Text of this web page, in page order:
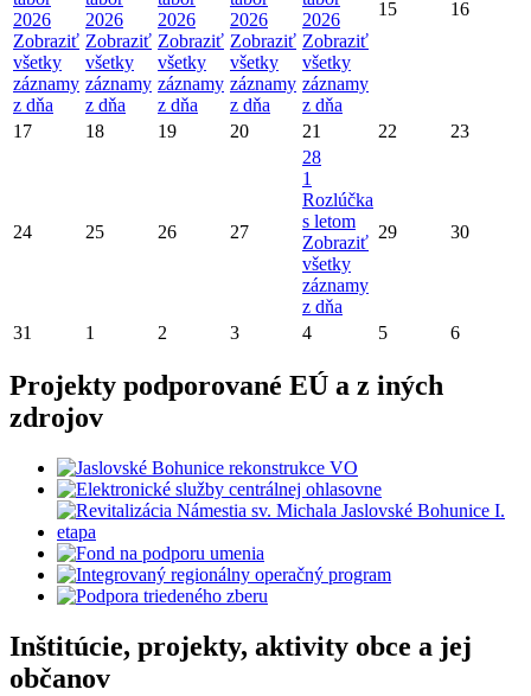
2026
Zobraziť
všetky
záznamy
z dňa
2026
Zobraziť
všetky
záznamy
z dňa
2026
Zobraziť
všetky
záznamy
z dňa
2026
Zobraziť
všetky
záznamy
z dňa
2026
Zobraziť
všetky
záznamy
z dňa
15 16
17 18 19 20 21 22 23
24 25 26 27
28
1
Rozlúčka
s letom
Zobraziť
všetky
záznamy
z dňa
29 30
31 1 2 3 4 5 6
Projekty podporované EÚ a z iných
zdrojov
Inštitúcie, projekty, aktivity obce a jej
občanov